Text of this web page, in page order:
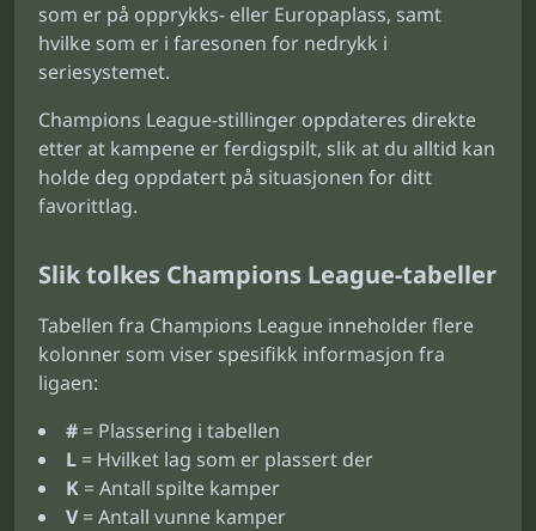
som er på opprykks- eller Europaplass, samt
hvilke som er i faresonen for nedrykk i
seriesystemet.
Champions League-stillinger oppdateres direkte
etter at kampene er ferdigspilt, slik at du alltid kan
holde deg oppdatert på situasjonen for ditt
favorittlag.
Slik tolkes Champions League-tabeller
Tabellen fra Champions League inneholder flere
kolonner som viser spesifikk informasjon fra
ligaen:
# = Plassering i tabellen
L = Hvilket lag som er plassert der
K = Antall spilte kamper
V = Antall vunne kamper